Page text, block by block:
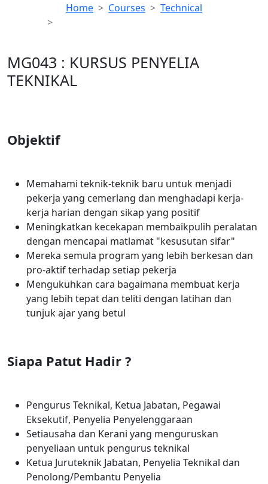
Home Courses
Technical
MG043 : KURSUS PENYELIA
TEKNIKAL
Objektif
Memahami teknik-teknik baru untuk menjadi
pekerja yang cemerlang dan menghadapi kerja-
kerja harian dengan sikap yang positif
Meningkatkan kecekapan membaikpulih peralatan
dengan mencapai matlamat "kesusutan sifar"
Mereka semula program yang lebih berkesan dan
pro-aktif terhadap setiap pekerja
Mengukuhkan cara bagaimana membuat kerja
yang lebih tepat dan teliti dengan latihan dan
tunjuk ajar yang betul
Siapa Patut Hadir ?
Pengurus Teknikal, Ketua Jabatan, Pegawai
Eksekutif, Penyelia Penyelenggaraan
Setiausaha dan Kerani yang menguruskan
penyeliaan untuk pengurus teknikal
Ketua Juruteknik Jabatan, Penyelia Teknikal dan
Penolong/Pembantu Penyelia